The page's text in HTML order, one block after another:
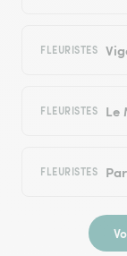
FLEURISTES
FLEURISTES Le
FLEURISTES